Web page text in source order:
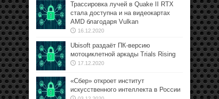
Трассировка лучей в Quake II RTX
стала доступна и на видеокартах
AMD благодаря Vulkan
16.12.2020
Ubisoft раздаёт ПК-версию
мотоциклетной аркады Trials Rising
17.12.2020
«Сбер» откроет институт
искусственного интеллекта в России